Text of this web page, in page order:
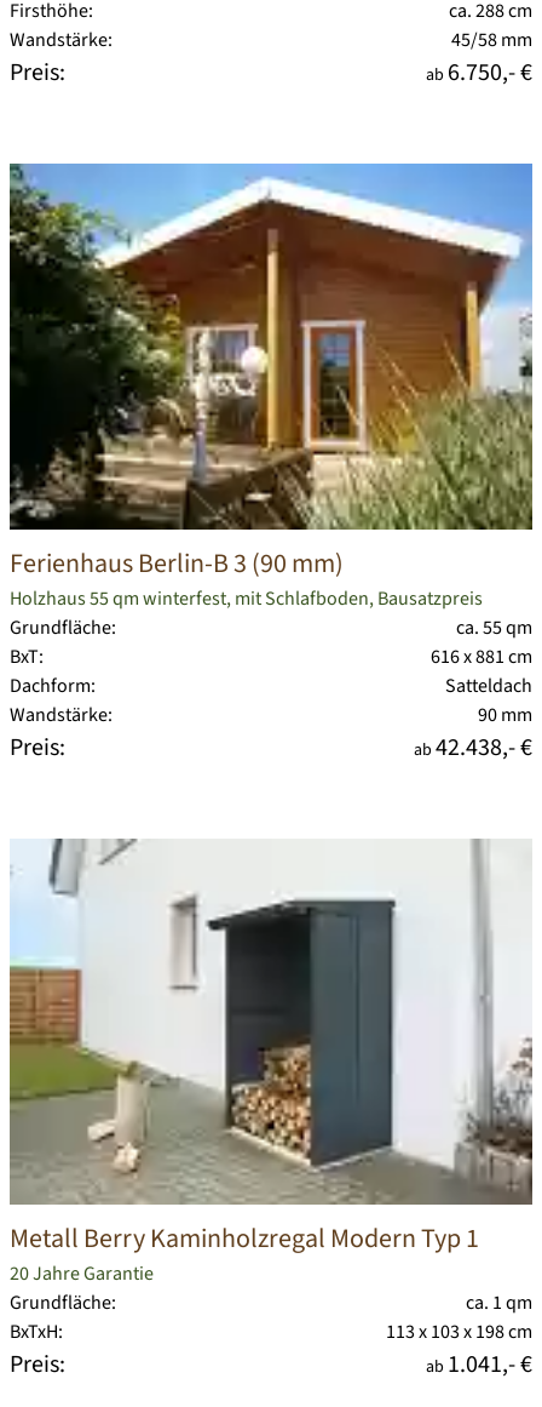
Firsthöhe:
ca. 288 cm
Wandstärke:
45/58 mm
Preis: ab 6.750,- €
Ferienhaus Berlin-B 3 (90 mm)
Holzhaus 55 qm winterfest, mit Schlafboden, Bausatzpreis
Grundfläche:
ca. 55 qm
BxT:
616 x 881 cm
Dachform:
Satteldach
Wandstärke:
90 mm
Preis: ab 42.438,- €
Metall Berry Kaminholzregal Modern Typ 1
20 Jahre Garantie
Grundfläche:
ca. 1 qm
BxTxH:
113 x 103 x 198 cm
Preis: ab 1.041,- €